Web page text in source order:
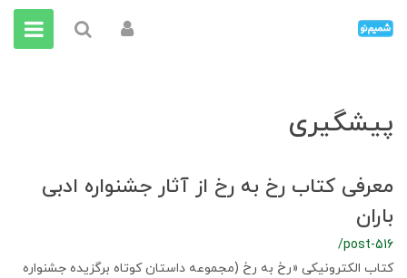
پیشگیری
معرفی کتاب رخ به رخ از آثار جشنواره ادبی
باران
/post-516
کتاب الکترونیکی «رخ به رخ (مجموعه داستان کوتاه برگزیده جشنواره